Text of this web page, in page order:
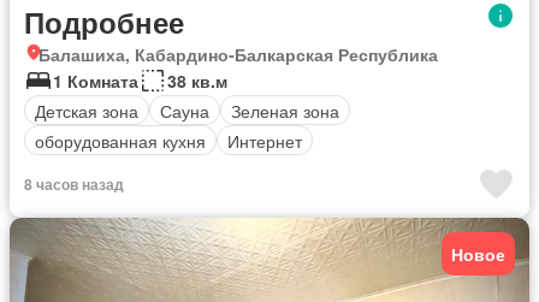
Подробнее
Балашиха, Кабардино-Балкарская Республика
1 Комната
38 кв.м
Детская зона
Сауна
Зеленая зона
оборудованная кухня
Интернет
8 часов назад
Новое